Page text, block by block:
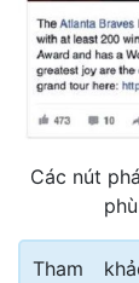
Các nút
Tham